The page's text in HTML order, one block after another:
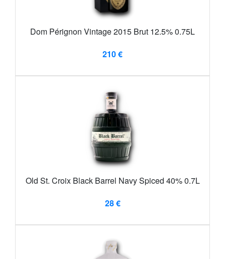
Dom Pérignon Vintage 2015 Brut 12.5% 0.75L
210 €
Old St. Croix Black Barrel Navy Spiced 40% 0.7L
28 €